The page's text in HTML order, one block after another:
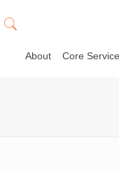
About Core